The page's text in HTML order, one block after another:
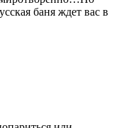
баня ждет вас в